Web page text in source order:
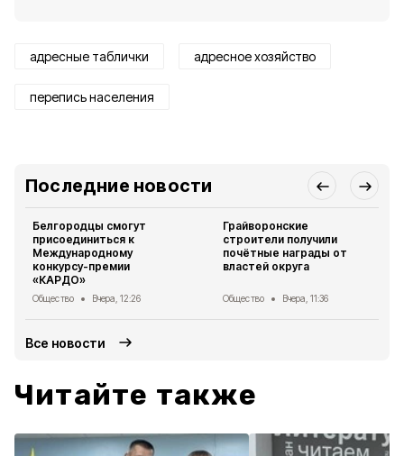
адресные таблички адресное хозяйство
перепись населения
Последние новости
Белгородцы смогут
присоединиться к
Международному
конкурсу-премии
«КАРДО»
Общество Вчера, 12:26
Грайворонские
строители получили
почётные награды от
властей округа
Общество Вчера, 11:36
Все новости
Читайте также